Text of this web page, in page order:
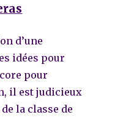
d’une
idées pour
pour
il est judicieux
la classe de